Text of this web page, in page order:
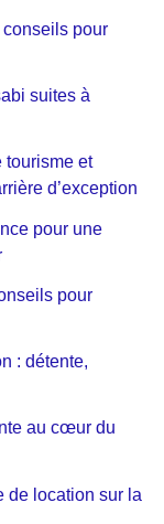
pour
suites à
tourisme et
d’exception
pour une
pour
: détente,
au cœur du
de location sur la